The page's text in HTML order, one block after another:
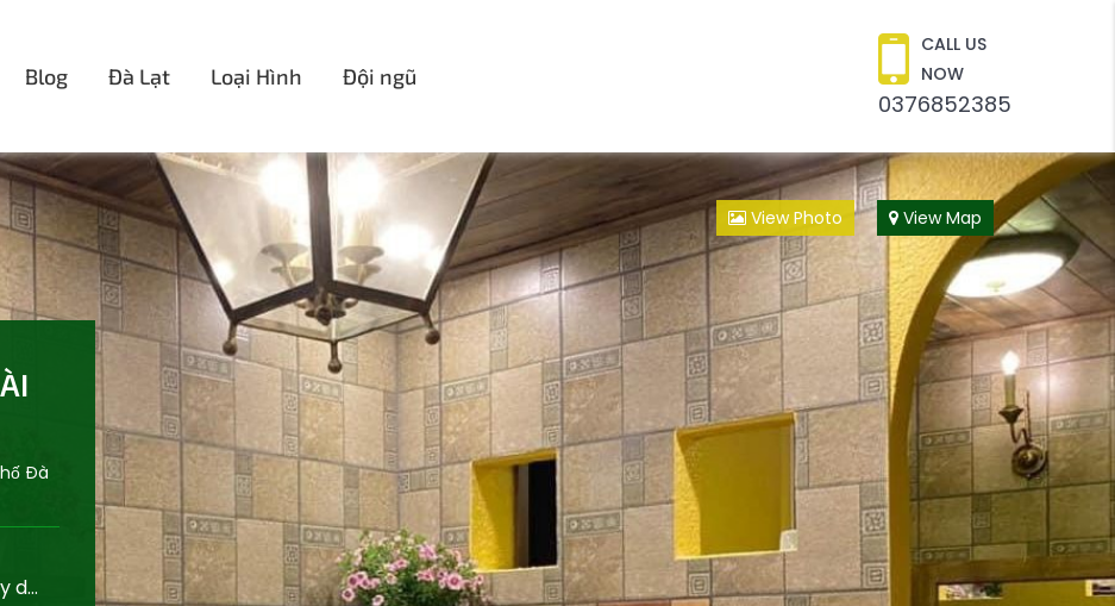
Blog Đà Lạt Loại Hình Đội ngũ
CALL US
NOW
0376852385
View Photo View Map
Đà